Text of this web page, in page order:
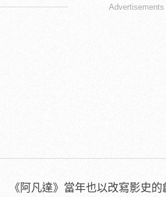
Advertisements
《阿凡達》當年也以改寫影史的